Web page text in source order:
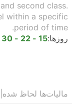
second class.
within a specific
period of time.
روزها:15 - 22 - 30 - 60 - 90
مالیات‌ها لحاظ شده